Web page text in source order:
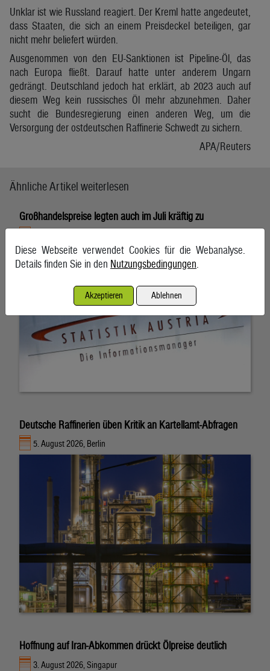
Unklar ist wie Russland reagiert. Der Kreml hatte angedeutet,
dass Staaten, die sich an einem Preisdeckel beteiligen, gar
nicht mehr beliefert würden.
Ausgenommen von den EU-Sanktionen ist Pipeline-Öl, das
nach Europa fließt. Darauf hatte unter anderem Ungarn
gedrängt. Deutschland jedoch hat erklärt, ab 2023 auch auf
diesem Weg kein russisches Öl mehr abzunehmen. Daher
sucht die Bundesregierung einen anderen Weg, um die
Versorgung der ostdeutschen Raffinerie Schwedt zu sichern.
APA/Reuters
Ähnliche Artikel weiterlesen
Großhandelspreise legten auch im Juli kräftig zu
Deutsche Raffinerien üben Kritik an Kartellamt-Abfragen
5. August 2026, Berlin
Hoffnung auf Iran-Abkommen drückt Ölpreise deutlich
3. August 2026, Singapur
Diese Webseite verwendet Cookies für die Webanalyse.
Details finden Sie in den Nutzungsbedingungen.
Akzeptieren Ablehnen